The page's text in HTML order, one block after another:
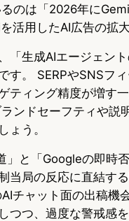
のは「2026年に
活用したAI広告の拡
「生成AIエージェン
す。 SERPやSNSフ
ティング精度が増す
ンドセーフティや説
ょう。
と「Googleの即時
当局の反応に直結す
チャット面の出稿機
つつ、過度な警戒感